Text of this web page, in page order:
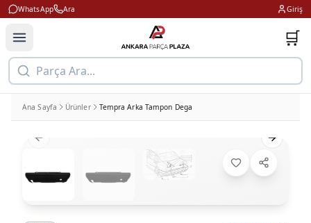
WhatsApp Ara Giriş
🛒
Parça Ara...
Ana Sayfa Ürünler Tempra Arka Tampon Dega
Previous slide Next